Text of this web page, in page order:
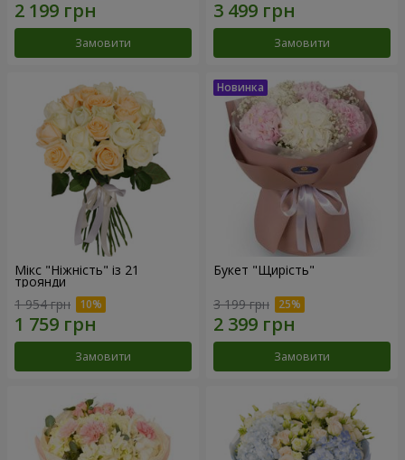
Замовити Замовити
Мікс "Ніжність" із 21
троянди
1 954 грн
Замовити
Букет "Щирість"
3 199 грн
Замовити